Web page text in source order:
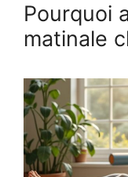
Pourquoi
matinale